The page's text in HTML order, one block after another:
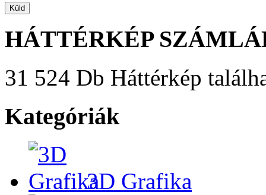
HÁTTÉRKÉP
31 524 Db Háttérkép
Kategóriák
3D Grafika